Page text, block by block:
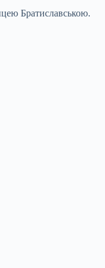
Братиславською.